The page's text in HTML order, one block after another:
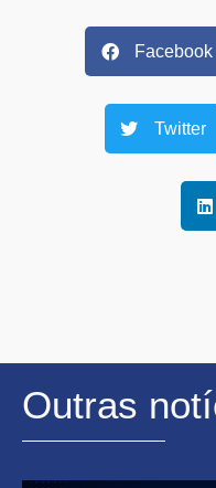
Facebook
Twitter
Outras